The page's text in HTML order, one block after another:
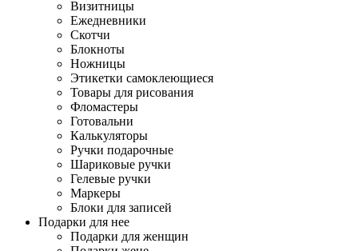
Визитницы
Ежедневники
Скотчи
Блокноты
Ножницы
Этикетки самоклеющиеся
Товары для рисования
Фломастеры
Готовальни
Калькуляторы
Ручки подарочные
Шариковые ручки
Гелевые ручки
Маркеры
Блоки для записей
Подарки для нее
Подарки для женщин